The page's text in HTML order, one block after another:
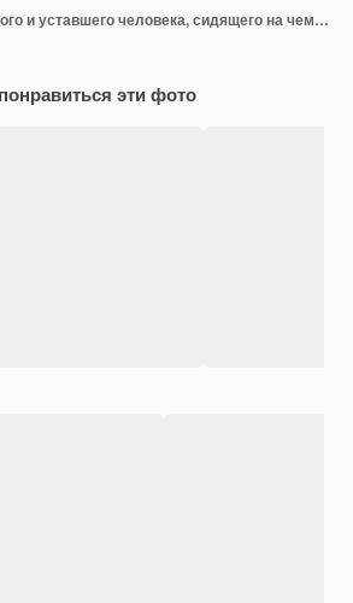
Портрет грустного и уставшего человека, сидящего на чемодане, с паспортом и билетами на рейс, выглядящего очень
эти фото